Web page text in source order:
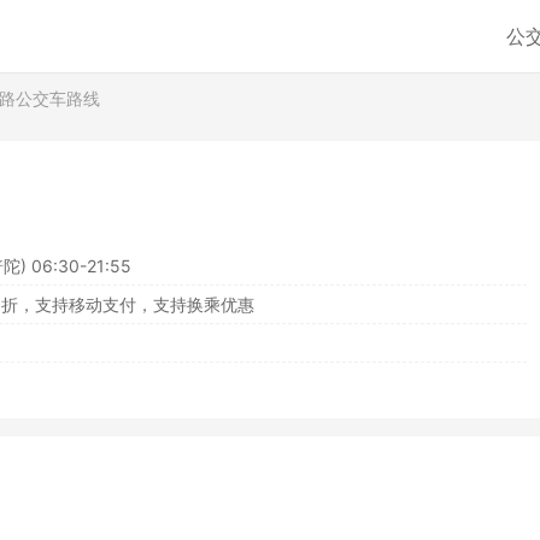
公
公交车路线
) 06:30-21:55
，支持移动支付，支持换乘优惠